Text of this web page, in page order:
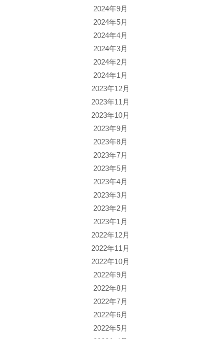
2024年9月
2024年5月
2024年4月
2024年3月
2024年2月
2024年1月
2023年12月
2023年11月
2023年10月
2023年9月
2023年8月
2023年7月
2023年5月
2023年4月
2023年3月
2023年2月
2023年1月
2022年12月
2022年11月
2022年10月
2022年9月
2022年8月
2022年7月
2022年6月
2022年5月